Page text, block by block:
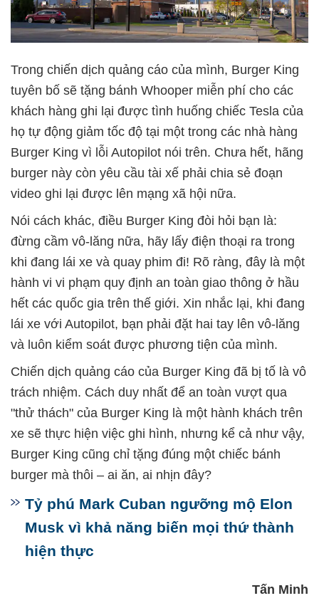
Trong chiến dịch quảng cáo của mình, Burger King
tuyên bố sẽ tặng bánh Whooper miễn phí cho các
khách hàng ghi lại được tình huống chiếc Tesla của
họ tự động giảm tốc độ tại một trong các nhà hàng
Burger King vì lỗi Autopilot nói trên. Chưa hết, hãng
burger này còn yêu cầu tài xế phải chia sẻ đoạn
video ghi lại được lên mạng xã hội nữa.
Nói cách khác, điều Burger King đòi hỏi bạn là:
đừng cầm vô-lăng nữa, hãy lấy điện thoại ra trong
khi đang lái xe và quay phim đi! Rõ ràng, đây là một
hành vi vi phạm quy định an toàn giao thông ở hầu
hết các quốc gia trên thế giới. Xin nhắc lại, khi đang
lái xe với Autopilot, bạn phải đặt hai tay lên vô-lăng
và luôn kiểm soát được phương tiện của mình.
Chiến dịch quảng cáo của Burger King đã bị tố là vô
trách nhiệm. Cách duy nhất để an toàn vượt qua
"thử thách" của Burger King là một hành khách trên
xe sẽ thực hiện việc ghi hình, nhưng kể cả như vậy,
Burger King cũng chỉ tặng đúng một chiếc bánh
burger mà thôi – ai ăn, ai nhịn đây?
Tỷ phú Mark Cuban ngưỡng mộ Elon
Musk vì khả năng biến mọi thứ thành
hiện thực
Tấn Minh